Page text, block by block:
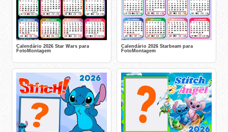
Calendário 2026 Star Wars para
FotoMontagem
Calendário 2026 Starbeam para
FotoMontagem